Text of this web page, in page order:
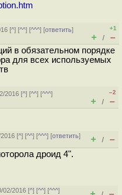
[^] [^^] [^^^] [ответить]
+1
+ / –
в обязательном порядке
для всех используемых
2016 [^] [^^] [^^^]
–2
+ / –
[^] [^^] [^^^] [ответить]
+ / –
дроид 4".
02/2016 [^] [^^] [^^^]